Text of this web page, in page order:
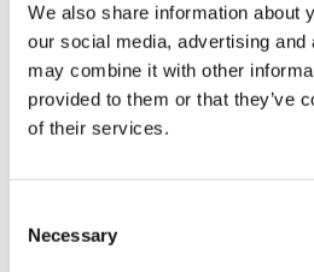
We also share information about
our social media, advertising
may combine it with other
provided to them or that they’ve
of their services.
Selection
Necessary